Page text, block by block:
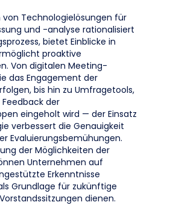
von Technologielösungen für
und -analyse rationalisiert
bietet Einblicke in
proaktive
Von digitalen Meeting-
das Engagement der
bis hin zu Umfragetools,
der
eingeholt wird — der Einsatz
verbessert die Genauigkeit
Evaluierungsbemühungen.
der Möglichkeiten der
Unternehmen auf
Erkenntnisse
Grundlage für zukünftige
dienen.